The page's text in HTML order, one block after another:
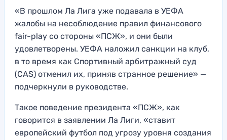
«В прошлом Ла Лига уже подавала в УЕФА
жалобы на несоблюдение правил финансового
fair-play со стороны «ПСЖ», и они были
удовлетворены. УЕФА наложил санкции на клуб,
в то время как Спортивный арбитражный суд
(CAS) отменил их, приняв странное решение» —
подчеркнули в руководстве.
Такое поведение президента «ПСЖ», как
говорится в заявлении Ла Лиги, «ставит
европейский футбол под угрозу уровня создания